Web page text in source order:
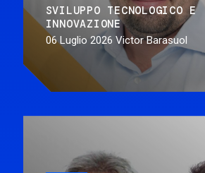
SVILUPPO TECNOLOGICO E
INNOVAZIONE
06 Luglio 2026 Victor Barasuol